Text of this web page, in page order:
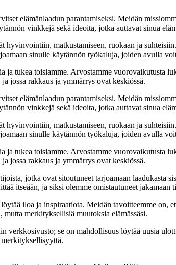
elämänlaadun parantamiseksi. Meidän
vinkkejä sekä ideoita, jotka auttavat sinua
matkustamiseen, ruokaan ja
sinulle käytännön työkaluja, joiden avulla
tukea toisiamme. Arvostamme vuorovaikutusta
jossa rakkaus ja ymmärrys ovat keskiössä.
elämänlaadun parantamiseksi. Meidän
vinkkejä sekä ideoita, jotka auttavat sinua
matkustamiseen, ruokaan ja
sinulle käytännön työkaluja, joiden avulla
tukea toisiamme. Arvostamme vuorovaikutusta
jossa rakkaus ja ymmärrys ovat keskiössä.
jotka ovat sitoutuneet tarjoamaan laadukasta
itseään, ja siksi olemme omistautuneet jakamaan
iloa ja inspiraatiota. Meidän tavoitteemme
merkityksellisiä muutoksia elämässäsi.
se on mahdollisuus löytää uusia